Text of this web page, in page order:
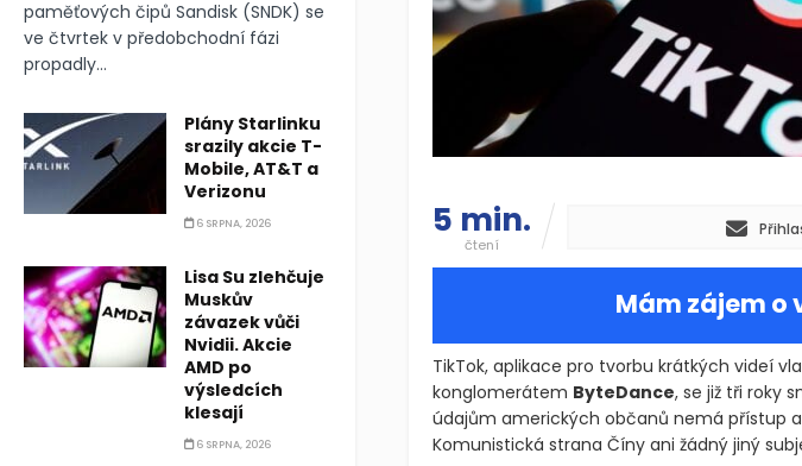
5 min.
čtení
Mám zájem
TikTok, aplikace pro tvorbu krátkých videí
konglomerátem ByteDance, se již tři roky
údajům amerických občanů nemá přístup
Komunistická strana Číny ani žádný jiný
paměťových čipů Sandisk (SNDK) se
ve čtvrtek v předobchodní fázi
propadly...
Plány Starlinku
srazily akcie T-
Mobile, AT&T a
Verizonu
6 SRPNA, 2026
Lisa Su zlehčuje
Muskův
závazek vůči
Nvidii. Akcie
AMD po
výsledcích
klesají
6 SRPNA, 2026